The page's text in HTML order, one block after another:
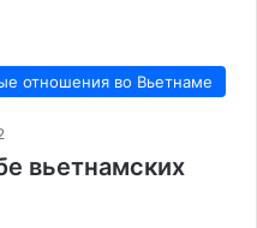
отношения во Вьетнаме
вьетнамских